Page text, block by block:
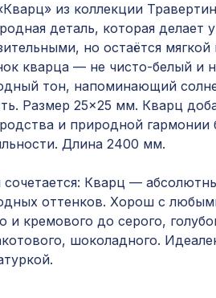
из коллекции
деталь, которая делает
но остаётся мягкой
кварца — не чисто-белый и
тон, напоминающий
Размер 25×25 мм. Кварц
и природной гармонии
Длина 2400 мм.
Кварц —
оттенков. Хорош с
и кремового до серого,
шоколадного.